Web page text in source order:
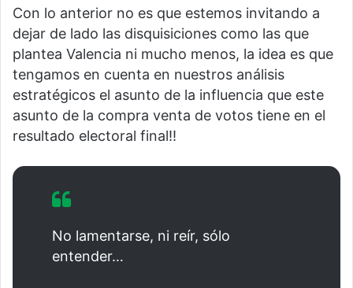
Con lo anterior no es que estemos invitando a
dejar de lado las disquisiciones como las que
plantea Valencia ni mucho menos, la idea es que
tengamos en cuenta en nuestros análisis
estratégicos el asunto de la influencia que este
asunto de la compra venta de votos tiene en el
resultado electoral final!!
No lamentarse, ni reír, sólo
entender…